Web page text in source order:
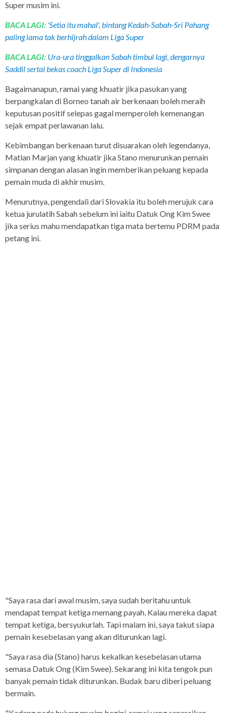
Super musim ini.
BACA LAGI: 'Setia itu mahal', bintang Kedah-Sabah-Sri Pahang
paling lama tak berhijrah dalam Liga Super
BACA LAGI: Ura-ura tinggalkan Sabah timbul lagi, dengarnya
Saddil sertai bekas coach Liga Super di Indonesia
Bagaimanapun, ramai yang khuatir jika pasukan yang
berpangkalan di Borneo tanah air berkenaan boleh meraih
keputusan positif selepas gagal memperoleh kemenangan
sejak empat perlawanan lalu.
Kebimbangan berkenaan turut disuarakan oleh legendanya,
Matlan Marjan yang khuatir jika Stano menurunkan pemain
simpanan dengan alasan ingin memberikan peluang kepada
pemain muda di akhir musim.
Menurutnya, pengendali dari Slovakia itu boleh merujuk cara
ketua jurulatih Sabah sebelum ini iaitu Datuk Ong Kim Swee
jika serius mahu mendapatkan tiga mata bertemu PDRM pada
petang ini.
"Saya rasa dari awal musim, saya sudah beritahu untuk
mendapat tempat ketiga memang payah. Kalau mereka dapat
tempat ketiga, bersyukurlah. Tapi malam ini, saya takut siapa
pemain kesebelasan yang akan diturunkan lagi.
"Saya rasa dia (Stano) harus kekalkan kesebelasan utama
semasa Datuk Ong (Kim Swee). Sekarang ini kita tengok pun
banyak pemain tidak diturunkan. Budak baru diberi peluang
bermain.